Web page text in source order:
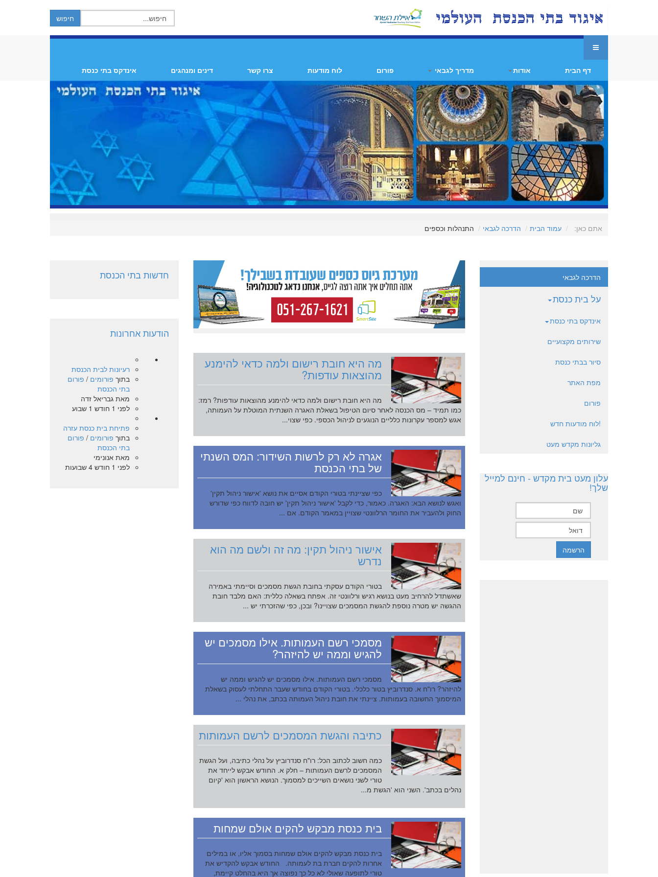
דף הבית אודות מדריך לגבאי פורום לוח מודעות צרו קשר דינים ומנהגים אינדקס בתי כנסת
אתם כאן: עמוד הבית הדרכה לגבאי התנהלות וכספים
מה היא חובת רישום ולמה כדאי להימנע
מהוצאות עודפות?
מה היא חובת רישום ולמה כדאי להימנע מהוצאות עודפות? רמז:
כמו תמיד – מס הכנסה לאחר סיום הטיפול בשאלת האגרה השנתית המוטלת על העמותה,
אגש למספר עקרונות כלליים הנוגעים לניהול הכספי. כפי שצוי...
אגרה לא רק לרשות השידור: המס השנתי
של בתי הכנסת
כפי שציינתי בטורי הקודם אסיים את נושא 'אישור ניהול תקין'
ואגש לנושא הבא: האגרה. כאמור, כדי לקבל 'אישור ניהול תקין' יש חובה לדווח כפי שדורש
החוק ולהעביר את החומר הרלוונטי שצויין במאמר הקודם. אם ...
אישור ניהול תקין: מה זה ולשם מה הוא
נדרש
בטורי הקודם עסקתי בחובת הגשת מסמכים וסיימתי באמירה
שאשתדל להרחיב מעט בנושא רגיש ורלוונטי זה. אפתח בשאלה כללית: האם מלבד חובת
ההגשה יש מטרה נוספת להגשת המסמכים שצויינו? ובכן, כפי שהזכרתי יש ...
מסמכי רשם העמותות. אילו מסמכים יש
להגיש וממה יש להיזהר?
מסמכי רשם העמותות. אילו מסמכים יש להגיש וממה יש
להיזהר? רו"ח א. סנדרוביץ בטור כלכלי. בטורי הקודם בחודש שעבר התחלתי לעסוק בשאלת
המיסמוך החשובה בעמותות. ציינתי את חובת ניהול העמותה בכתב, את נהלי ...
כתיבה והגשת המסמכים לרשם העמותות
כמה חשוב לכתוב הכל: רו"ח סנדרוביץ על נהלי כתיבה, ועל הגשת
המסמכים לרשם העמותות – חלק א. החודש אבקש לייחד את
טורי לשני נושאים השייכים למסמוך. הנושא הראשון הוא 'קיום
נהלים בכתב'. השני הוא 'הגשת מ...
בית כנסת מבקש להקים אולם שמחות
בית כנסת מבקש להקים אולם שמחות בסמוך אליו, או במילים
אחרות להקים חברת בת לעמותה. החודש אבקש להקדיש את
טורי לתופעה שאולי לא כל כך נפוצה אך היא בהחלט קיימת,
הדרכה לגבאי
על בית כנסת
אינדקס בתי כנסת
שירותים מקצועיים
סיור בבתי כנסת
מפת האתר
פורום
!לוח מודעות חדש
גליונות מקדש מעט
עלון מעט בית מקדש - חינם למייל
שלך!
חדשות בתי הכנסת
הודעות אחרונות
רעיונות לבית הכנסת
בתוך פורומים / פורום
בתי הכנסת
מאתגבריאל זדה
לפני 1 חודש 1 שבוע
פתיחת בית כנסת עזרה
בתוך פורומים / פורום
בתי הכנסת
מאתאנונימי
לפני 1 חודש 4 שבועות